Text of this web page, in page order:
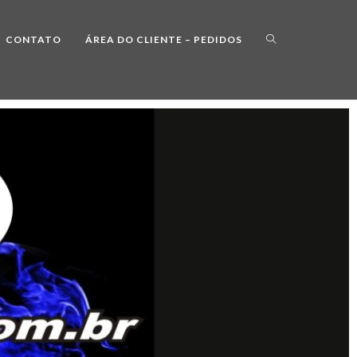
CONTATO ÁREA DO CLIENTE – PEDIDOS